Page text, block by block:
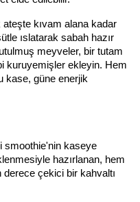
kıvam alana kadar
ıslatarak sabah hazır
meyveler, bir tutam
kuruyemişler ekleyin. Hem
kase, güne enerjik
smoothie'nin kaseye
hazırlanan, hem
çekici bir kahvaltı